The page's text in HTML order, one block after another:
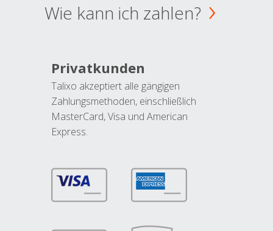
Wie kann ich zahlen?
Privatkunden
Talixo akzeptiert alle gängigen
Zahlungsmethoden, einschließlich
MasterCard, Visa und American
Express.